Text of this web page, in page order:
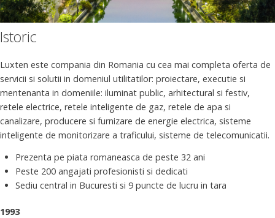
Istoric
Luxten este compania din Romania cu cea mai completa oferta de
servicii si solutii in domeniul utilitatilor: proiectare, executie si
mentenanta in domeniile: iluminat public, arhitectural si festiv,
retele electrice, retele inteligente de gaz, retele de apa si
canalizare, producere si furnizare de energie electrica, sisteme
inteligente de monitorizare a traficului, sisteme de telecomunicatii.
Prezenta pe piata romaneasca de peste 32 ani
Peste 200 angajati profesionisti si dedicati
Sediu central in Bucuresti si 9 puncte de lucru in tara
1993